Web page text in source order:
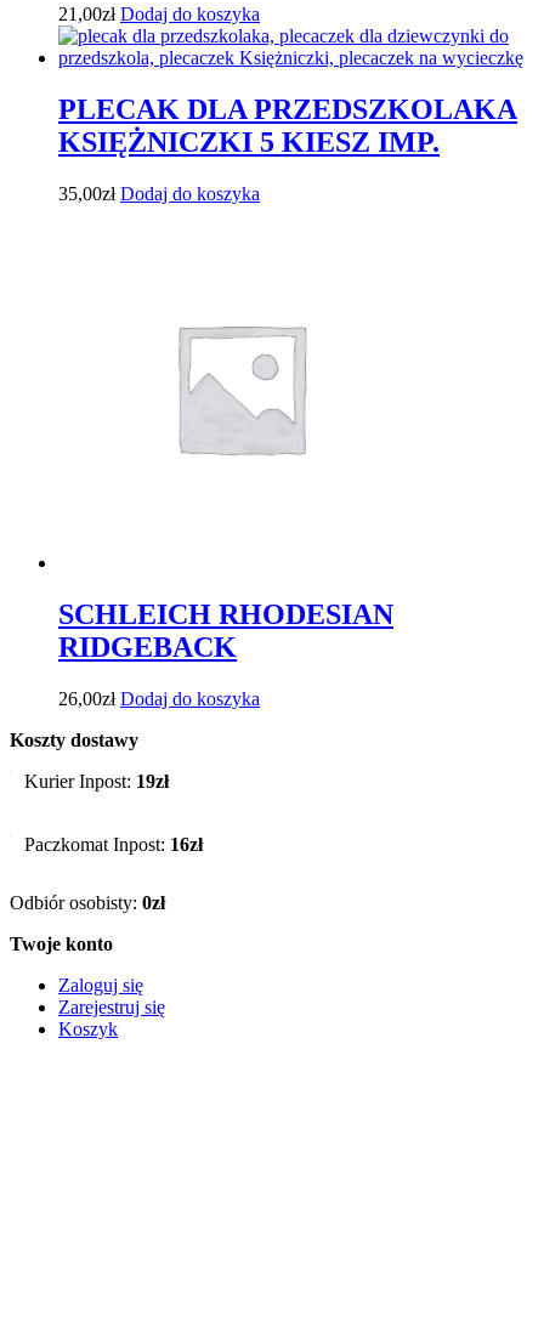
21,00zł Dodaj do koszyka
PLECAK DLA PRZEDSZKOLAKA
KSIĘŻNICZKI 5 KIESZ IMP.
35,00zł Dodaj do koszyka
SCHLEICH RHODESIAN
RIDGEBACK
26,00zł Dodaj do koszyka
Koszty dostawy
Kurier Inpost: 19zł
Paczkomat Inpost: 16zł
Odbiór osobisty: 0zł
Twoje konto
Zaloguj się
Zarejestruj się
Koszyk